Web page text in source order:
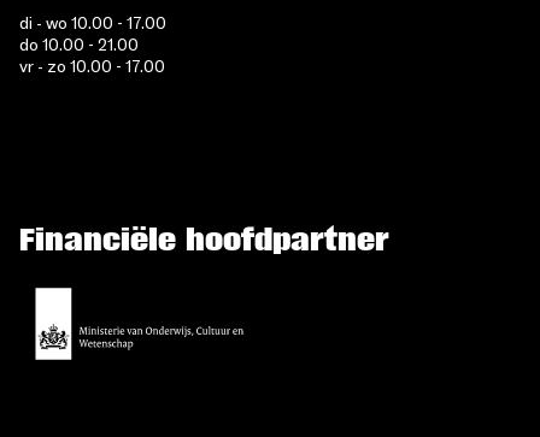
di - wo 10.00 - 17.00
do 10.00 - 21.00
vr - zo 10.00 - 17.00
Financiële hoofdpartner